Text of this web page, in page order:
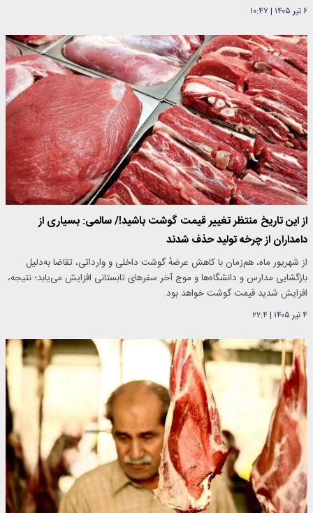
۶ تیر ۱۴۰۵ | ۱۰:۴۷
از این تاریخ منتظر تغییر قیمت گوشت باشید!/ سالمی: بسیاری از
دامداران از چرخه تولید حذف شدند
از شهریور ماه، هم‌زمان با کاهش عرضهٔ گوشت داخلی و وارداتی، تقاضا به‌دلیل
بازگشایی مدارس و دانشگاه‌ها و موج آخر سفرهای تابستانی افزایش می‌یابد؛ نتیجه،
افزایش شدید قیمت گوشت خواهد بود.
۴ تیر ۱۴۰۵ |۲۲:۴